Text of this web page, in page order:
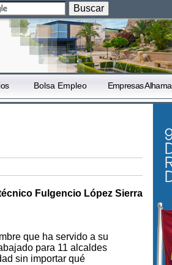
Bolsa Empleo Empresas Alhama
Fulgencio López Sierra
que ha servido a su
para 11 alcaldes
sin importar qué